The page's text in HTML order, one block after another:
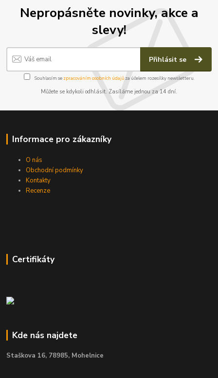
Nepropásněte novinky, akce a
slevy!
Přihlásit se
Souhlasím se zpracováním osobních údajůza účelem rozesílky newsletteru.
Můžete se kdykoli odhlásit. Zasíláme jednou za 14 dní.
Informace pro zákazníky
O nás
Obchodní podmínky
Kontakty
Recenze
Certifikáty
Kde nás najdete
Staškova 16, 78985, Mohelnice